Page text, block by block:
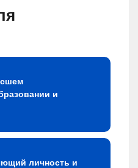
и
личность и